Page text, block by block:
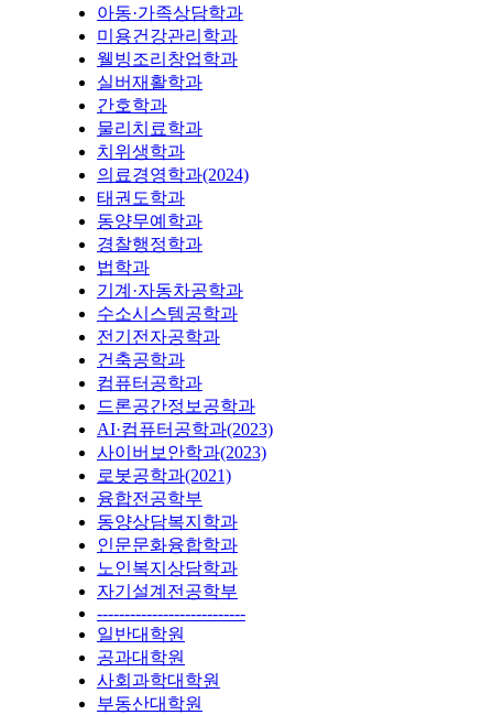
아동·가족상담학과
미용건강관리학과
웰빙조리창업학과
실버재활학과
간호학과
물리치료학과
치위생학과
의료경영학과(2024)
태권도학과
동양무예학과
경찰행정학과
법학과
기계·자동차공학과
수소시스템공학과
전기전자공학과
건축공학과
컴퓨터공학과
드론공간정보공학과
AI·컴퓨터공학과(2023)
사이버보안학과(2023)
로봇공학과(2021)
융합전공학부
동양상담복지학과
인문문화융합학과
노인복지상담학과
자기설계전공학부
---------------------------
일반대학원
공과대학원
사회과학대학원
부동산대학원